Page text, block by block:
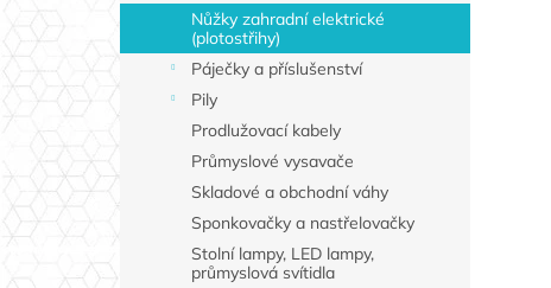
Nůžky zahradní elektrické
(plotostřihy)
Páječky a příslušenství
Pily
Prodlužovací kabely
Průmyslové vysavače
Skladové a obchodní váhy
Sponkovačky a nastřelovačky
Stolní lampy, LED lampy,
průmyslová svítidla